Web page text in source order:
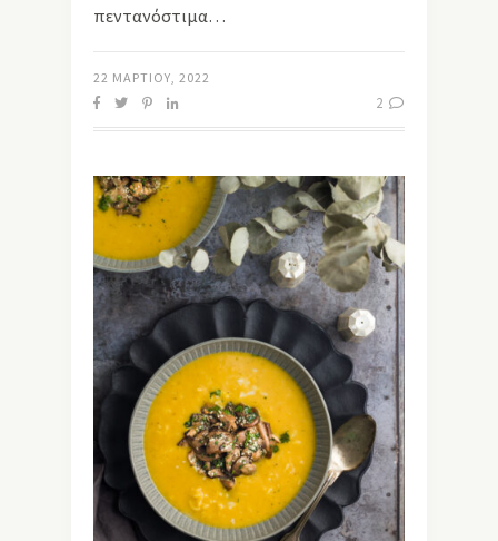
πεντανόστιμα…
22 ΜΑΡΤΊΟΥ, 2022
2